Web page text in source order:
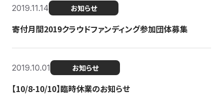
2019.11.14 お知らせ
寄付月間2019クラウドファンディング参加団体募集
2019.10.01 お知らせ
【10/8-10/10】臨時休業のお知らせ